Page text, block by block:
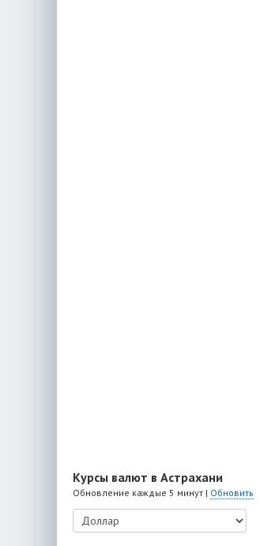
Курсы валют в Астрахани
Обновление каждые 5 минут | Обновить